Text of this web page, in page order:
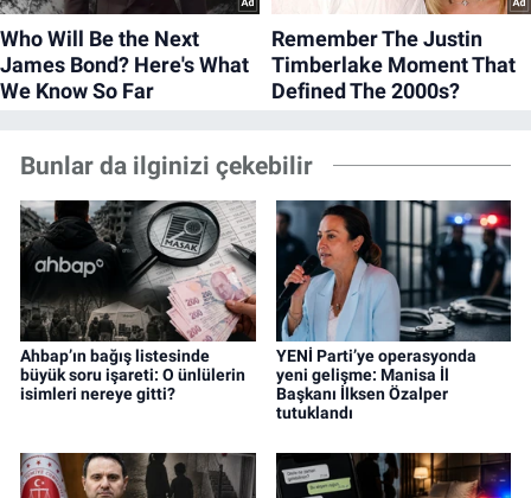
Bunlar da ilginizi çekebilir
Ahbap’ın bağış listesinde
büyük soru işareti: O ünlülerin
isimleri nereye gitti?
YENİ Parti’ye operasyonda
yeni gelişme: Manisa İl
Başkanı İlksen Özalper
tutuklandı